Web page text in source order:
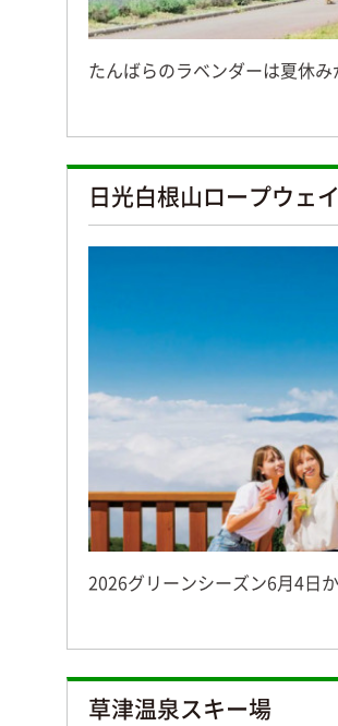
たんばらのラベンダーは夏休み
日光白根山ロープウェイ
2026グリーンシーズン6月4日
草津温泉スキー場